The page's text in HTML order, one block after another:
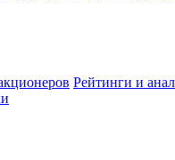
Рейтинги и